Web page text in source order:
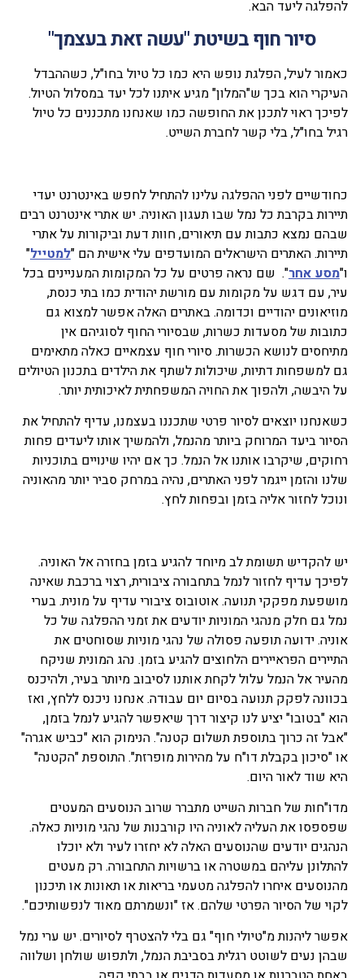
להפלגה ליעד הבא.
סיור חוף בשיטת "עשה זאת בעצמך"
כאמור לעיל, הפלגת נופש היא כמו כל טיול בחו"ל, כשההבדל
העיקרי הוא בכך ש"המלון" מגיע איתנו לכל יעד במסלול הטיול.
לפיכך ראוי לתכנן את החופשה כמו שאנחנו מתכננים כל טיול
רגיל בחו"ל, בלי קשר לחברת השייט.
כחודשיים לפני ההפלגה עלינו להתחיל לחפש באינטרנט יעדי
תיירות בקרבת כל נמל שבו תעגון האוניה. יש אתרי אינטרנט רבים
שבהם נמצא כתבות עם תיאורים, חוות דעת וביקורות על אתרי
תיירות. האתרים הישראלים המועדפים עלי אישית הם "למטייל"
מסע אחר". שם נראה פרטים על כל המקומות המעניינים בכל
עיר, עם דגש על מקומות עם מורשת יהודית כמו בתי כנסת,
מוזיאונים יהודיים וכדומה. באתרים האלה אפשר למצוא גם
כתובות של מסעדות כשרות, שבסיורי החוף לסוגיהם אין
מתיחסים לנושא הכשרות. סיורי חוף עצמאיים כאלה מתאימים
גם למשפחות דתיות, שיכולות לשתף את הילדים בתכנון הטיולים
על היבשה, ולהפוך את החויה המשפחתית לאיכותית יותר.
כשאנחנו יוצאים לסיור פרטי שתכננו בעצמנו, עדיף להתחיל את
הסיור ביעד המרוחק ביותר מהנמל, ולהמשיך אותו ליעדים פחות
רחוקים, שיקרבו אותנו אל הנמל. כך אם יהיו שינויים בתוכניות
שלנו והזמן ייגמר לפני האתרים, נהיה במרחק סביר יותר מהאוניה
ונוכל לחזור אליה בזמן ובפחות לחץ.
יש להקדיש תשומת לב מיוחד להגיע בזמן בחזרה אל האוניה.
לפיכך עדיף לחזור לנמל בתחבורה ציבורית, רצוי ברכבת שאינה
מושפעת מפקקי תנועה. אוטובוס ציבורי עדיף על מונית. בערי
נמל גם חלק מנהגי המוניות יודעים את זמני ההפלגה של כל
אוניה. ידועה תופעה פסולה של נהגי מוניות שסוחטים את
התיירים הפראיירים הלחוצים להגיע בזמן. נהג המונית שניקח
מהעיר אל הנמל עלול לקחת אותנו לסיבוב מיותר בעיר, ולהיכנס
בכוונה לפקק תנועה בסיום יום עבודה. אנחנו ניכנס ללחץ, ואז
הוא "בטובו" יציע לנו קיצור דרך שיאפשר להגיע לנמל בזמן,
"אבל זה כרוך בתוספת תשלום קטנה". הנימוק הוא "כביש אגרה"
או "סיכון בקבלת דו"ח על מהירות מופרזת". התוספת "הקטנה"
היא שוד לאור היום.
מדו"חות של חברות השייט מתברר שרוב הנוסעים המעטים
שפספסו את העליה לאוניה היו קורבנות של נהגי מוניות כאלה.
הנהגים יודעים שהנוסעים האלה לא יחזרו לעיר ולא יוכלו
להתלונן עליהם במשטרה או ברשויות התחבורה. רק מעטים
מהנוסעים איחרו להפלגה מטעמי בריאות או תאונות או תיכנון
לקוי של הסיור הפרטי שלהם. אז "ונשמרתם מאוד לנפשותיכם".
אפשר ליהנות מ"טיולי חוף" גם בלי להצטרף לסיורים. יש ערי נמל
שבהן נעים לשוטט רגלית בסביבת הנמל, ולתפוש שולחן ושלווה